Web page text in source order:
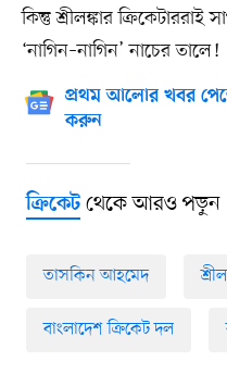
কিন্তু শ্রীলঙ্কার
‘নাগিন–নাগিন’ নাচের তালে!
প্রথম আলোর খবর
করুন
ক্রিকেটথেকে আরও পড়ুন
তাসকিন আহমেদ
বাংলাদেশ ক্রিকেট দল